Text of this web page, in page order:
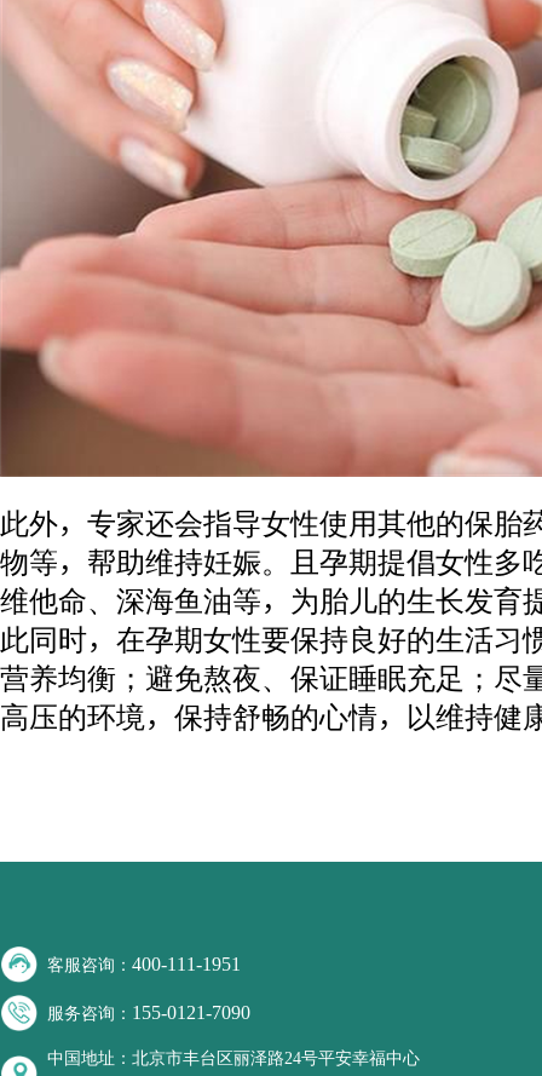
此外，专家还会指导女性使用其他的保胎
物等，帮助维持妊娠。且孕期提倡女性多
维他命、深海鱼油等，为胎儿的生长发育
此同时，在孕期女性要保持良好的生活习
营养均衡；避免熬夜、保证睡眠充足；尽
高压的环境，保持舒畅的心情，以维持健
客服咨询：400-111-1951
服务咨询： 155-0121-7090
中国地址：北京市丰台区丽泽路24号平安幸福中心